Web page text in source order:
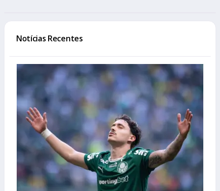
Notícias Recentes